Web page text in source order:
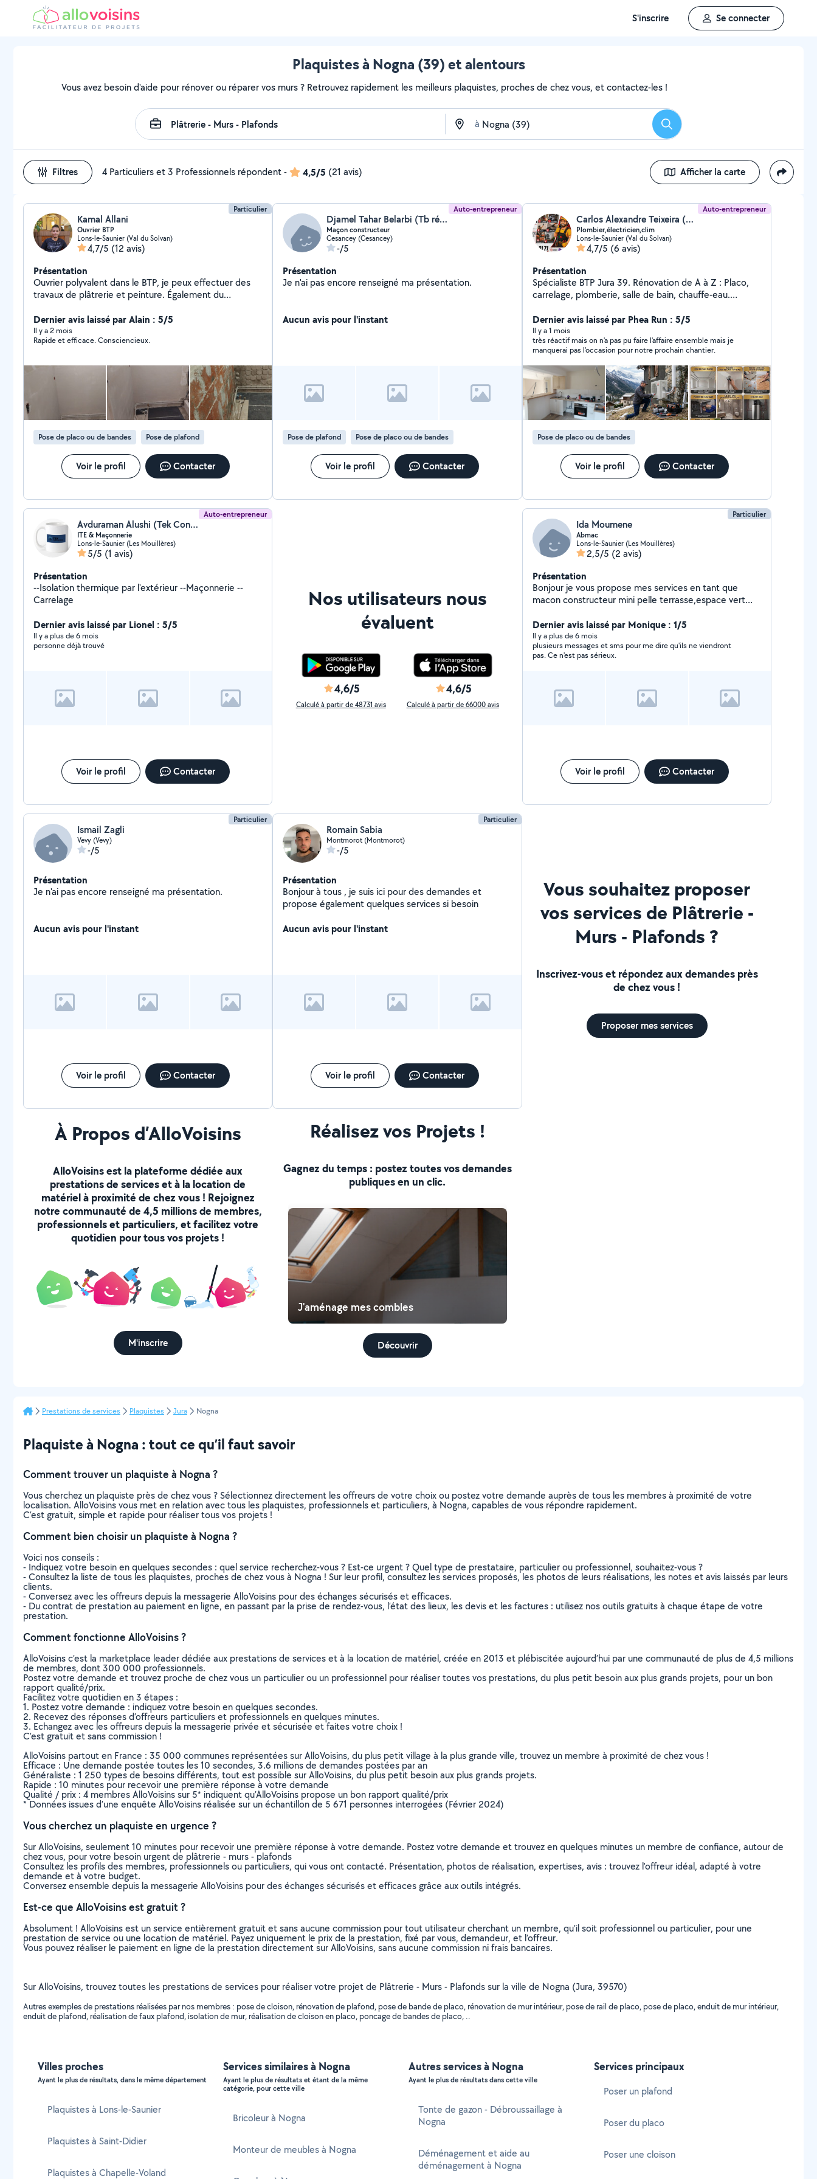
S'inscrire Se connecter
Plaquistes à Nogna (39) et alentours
Vous avez besoin d'aide pour rénover ou réparer vos murs ? Retrouvez rapidement les meilleurs plaquistes, proches de chez vous, et contactez-les !
à Rechercher
Filtres 4 Particuliers et 3 Professionnels répondent- 4,5/5 (21 avis) Afficher la carte
Particulier
Kamal Allani
Ouvrier BTP
Lons-le-Saunier (Val du Solvan)
4,7/5 (12 avis)
Présentation
Ouvrier polyvalent dans le BTP, je peux effectuer des
travaux de plâtrerie et peinture. Également du
meubles.
Dernier avis laissé par Alain : 5/5
Il y a 2 mois
Rapide et efficace. Consciencieux.
Pose de placo ou de bandes Pose de plafond
Voir le profil Contacter
Auto-entrepreneur
Djamel Tahar Belarbi (Tb rénovation maçonnerie)
Maçon constructeur
Cesancey (Cesancey)
-/5
Présentation
Je n'ai pas encore renseigné ma présentation.
Aucun avis pour l'instant
Pose de plafond Pose de placo ou de bandes
Voir le profil Contacter
Auto-entrepreneur
Carlos Alexandre Teixeira (RENOV' TOUT & TECHNIC CLIM)
Plombier,électricien,clim
Lons-le-Saunier (Val du Solvan)
4,7/5 (6 avis)
Présentation
Spécialiste BTP Jura 39. Rénovation de A à Z : Placo,
carrelage, plomberie, salle de bain, chauffe-eau.
l'installation d'équipements pompe à chaleur,
Climatisation performants. Travail soigné et de qualité
pour votre confort." Je intervient à 40km aux alentours
de Lons-le-Saunier 39000 pour toute demande
contactez par téléphone
Dernier avis laissé par Phea Run : 5/5
Il y a 1 mois
très réactif mais on n'a pas pu faire l'affaire ensemble mais je
manquerai pas l'occasion pour notre prochain chantier.
Pose de placo ou de bandes
Voir le profil Contacter
Auto-entrepreneur
Avduraman Alushi (Tek Construction)
ITE & Maçonnerie
Lons-le-Saunier (Les Mouillères)
5/5 (1 avis)
Présentation
--Isolation thermique par l'extérieur --Maçonnerie --
Carrelage
Dernier avis laissé par Lionel : 5/5
Il y a plus de 6 mois
personne déjà trouvé
Voir le profil Contacter
Nos utilisateurs nous
évaluent
4,6/5
Calculé à partir de 48731 avis
4,6/5
Calculé à partir de 66000 avis
Particulier
Ida Moumene
Abmac
Lons-le-Saunier (Les Mouillères)
2,5/5 (2 avis)
Présentation
Bonjour je vous propose mes services en tant que
macon constructeur mini pelle terrasse,espace vert
rapide et trés expérimenté .
Dernier avis laissé par Monique : 1/5
Il y a plus de 6 mois
plusieurs messages et sms pour me dire qu'ils ne viendront
pas. Ce n'est pas sérieux.
Voir le profil Contacter
Particulier
Ismail Zagli
Vevy (Vevy)
-/5
Présentation
Je n'ai pas encore renseigné ma présentation.
Aucun avis pour l'instant
Voir le profil Contacter
Particulier
Romain Sabia
Montmorot (Montmorot)
-/5
Présentation
Bonjour à tous , je suis ici pour des demandes et
propose également quelques services si besoin
Aucun avis pour l'instant
Voir le profil Contacter
Vous souhaitez proposer
vos services de Plâtrerie -
Murs - Plafonds ?
Inscrivez-vous et répondez aux demandes près
de chez vous !
Proposer mes services
À Propos d’AlloVoisins
AlloVoisins est la plateforme dédiée aux
prestations de services et à la location de
matériel à proximité de chez vous ! Rejoignez
notre communauté de 4,5 millions de membres,
professionnels et particuliers, et facilitez votre
quotidien pour tous vos projets !
M'inscrire
Réalisez vos Projets !
Gagnez du temps : postez toutes vos demandes
publiques en un clic.
J'aménage mes combles
Découvrir
Prestations de services Plaquistes Jura Nogna
Plaquiste à Nogna : tout ce qu’il faut savoir
Comment trouver un plaquiste à Nogna ?
Vous cherchez un plaquiste près de chez vous ? Sélectionnez directement les offreurs de votre choix ou postez votre demande auprès de tous les membres à proximité de votre
localisation. AlloVoisins vous met en relation avec tous les plaquistes, professionnels et particuliers, à Nogna, capables de vous répondre rapidement.
C’est gratuit, simple et rapide pour réaliser tous vos projets !
Comment bien choisir un plaquiste à Nogna ?
Voici nos conseils :
- Indiquez votre besoin en quelques secondes : quel service recherchez-vous ? Est-ce urgent ? Quel type de prestataire, particulier ou professionnel, souhaitez-vous ?
- Consultez la liste de tous les plaquistes, proches de chez vous à Nogna ! Sur leur profil, consultez les services proposés, les photos de leurs réalisations, les notes et avis laissés par leurs
clients.
- Conversez avec les offreurs depuis la messagerie AlloVoisins pour des échanges sécurisés et efficaces.
- Du contrat de prestation au paiement en ligne, en passant par la prise de rendez-vous, l’état des lieux, les devis et les factures : utilisez nos outils gratuits à chaque étape de votre
prestation.
Comment fonctionne AlloVoisins ?
AlloVoisins c’est la marketplace leader dédiée aux prestations de services et à la location de matériel, créée en 2013 et plébiscitée aujourd’hui par une communauté de plus de 4,5 millions
de membres, dont 300 000 professionnels.
Postez votre demande et trouvez proche de chez vous un particulier ou un professionnel pour réaliser toutes vos prestations, du plus petit besoin aux plus grands projets, pour un bon
rapport qualité/prix.
Facilitez votre quotidien en 3 étapes :
1. Postez votre demande : indiquez votre besoin en quelques secondes.
2. Recevez des réponses d’offreurs particuliers et professionnels en quelques minutes.
3. Echangez avec les offreurs depuis la messagerie privée et sécurisée et faites votre choix !
C’est gratuit et sans commission !
AlloVoisins partout en France : 35 000 communes représentées sur AlloVoisins, du plus petit village à la plus grande ville, trouvez un membre à proximité de chez vous !
Efficace : Une demande postée toutes les 10 secondes, 3.6 millions de demandes postées par an
Généraliste : 1 250 types de besoins différents, tout est possible sur AlloVoisins, du plus petit besoin aux plus grands projets.
Rapide : 10 minutes pour recevoir une première réponse à votre demande
Qualité / prix : 4 membres AlloVoisins sur 5* indiquent qu’AlloVoisins propose un bon rapport qualité/prix
* Données issues d’une enquête AlloVoisins réalisée sur un échantillon de 5 671 personnes interrogées (Février 2024)
Vous cherchez un plaquiste en urgence ?
Sur AlloVoisins, seulement 10 minutes pour recevoir une première réponse à votre demande. Postez votre demande et trouvez en quelques minutes un membre de confiance, autour de
chez vous, pour votre besoin urgent de plâtrerie - murs - plafonds
Consultez les profils des membres, professionnels ou particuliers, qui vous ont contacté. Présentation, photos de réalisation, expertises, avis : trouvez l'offreur idéal, adapté à votre
demande et à votre budget.
Conversez ensemble depuis la messagerie AlloVoisins pour des échanges sécurisés et efficaces grâce aux outils intégrés.
Est-ce que AlloVoisins est gratuit ?
Absolument ! AlloVoisins est un service entièrement gratuit et sans aucune commission pour tout utilisateur cherchant un membre, qu’il soit professionnel ou particulier, pour une
prestation de service ou une location de matériel. Payez uniquement le prix de la prestation, fixé par vous, demandeur, et l’offreur.
Vous pouvez réaliser le paiement en ligne de la prestation directement sur AlloVoisins, sans aucune commission ni frais bancaires.
Sur AlloVoisins, trouvez toutes les prestations de services pour réaliser votre projet de Plâtrerie - Murs - Plafonds sur la ville de Nogna (Jura, 39570)
Autres exemples de prestations réalisées par nos membres : pose de cloison, rénovation de plafond, pose de bande de placo, rénovation de mur intérieur, pose de rail de placo, pose de placo, enduit de mur intérieur,
enduit de plafond, réalisation de faux plafond, isolation de mur, réalisation de cloison en placo, poncage de bandes de placo, ..
Villes proches
Ayant le plus de résultats, dans le même département
Plaquistes à Lons-le-Saunier
Plaquistes à Saint-Didier
Plaquistes à Chapelle-Voland
Services similaires à Nogna
Ayant le plus de résultats et étant de la même
catégorie, pour cette ville
Bricoleur à Nogna
Monteur de meubles à Nogna
Autres services à Nogna
Ayant le plus de résultats dans cette ville
Tonte de gazon - Débroussaillage à
Nogna
Déménagement et aide au
déménagement à Nogna
Services principaux
Poser un plafond
Poser du placo
Poser une cloison